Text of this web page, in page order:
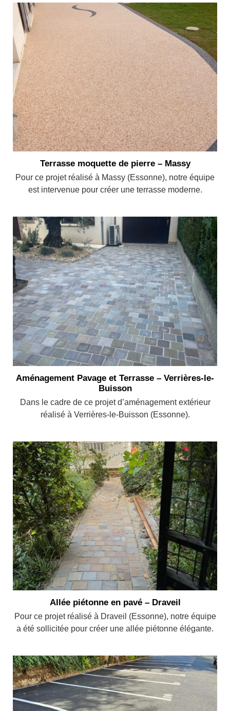
Terrasse moquette de pierre – Massy
Pour ce projet réalisé à Massy (Essonne), notre équipe
est intervenue pour créer une terrasse moderne.
Aménagement Pavage et Terrasse – Verrières-le-
Buisson
Dans le cadre de ce projet d’aménagement extérieur
réalisé à Verrières-le-Buisson (Essonne).
Allée piétonne en pavé – Draveil
Pour ce projet réalisé à Draveil (Essonne), notre équipe
a été sollicitée pour créer une allée piétonne élégante.